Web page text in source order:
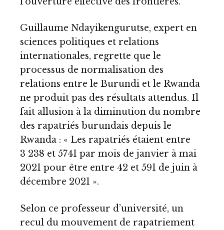
Guillaume Ndayikengurutse, expert en
sciences politiques et relations
internationales, regrette que le
processus de normalisation des
relations entre le Burundi et le Rwanda
ne produit pas des résultats attendus. Il
fait allusion à la diminution du nombre
des rapatriés burundais depuis le
Rwanda : « Les rapatriés étaient entre
3 238 et 5741 par mois de janvier à mai
2021 pour être entre 42 et 591 de juin à
décembre 2021 ».
Selon ce professeur d’université, un
recul du mouvement de rapatriement